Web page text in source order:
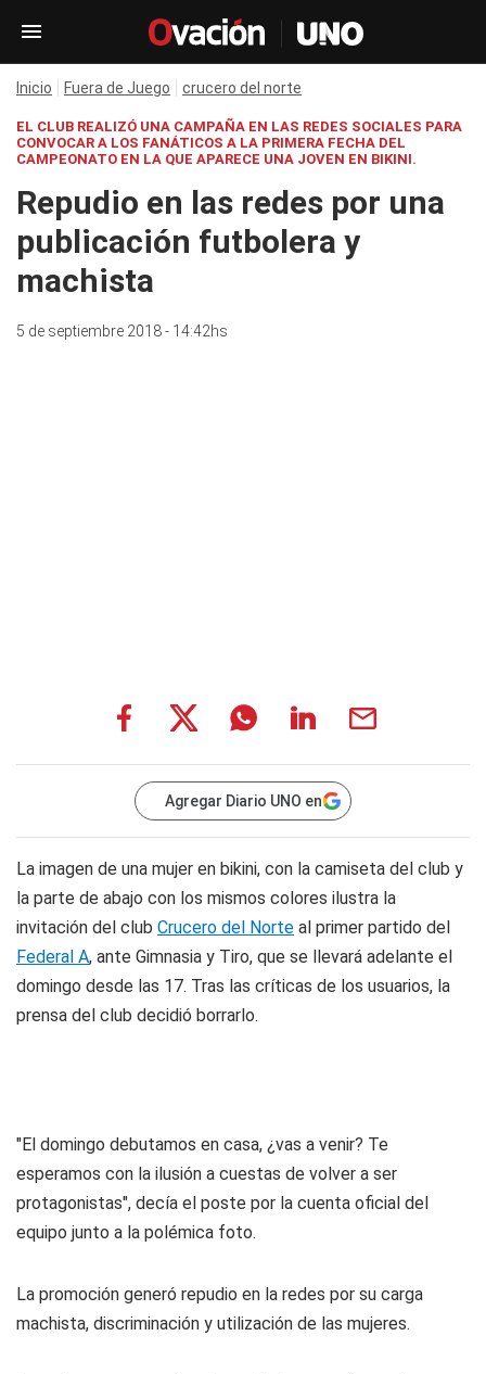
Inicio Fuera de Juego crucero del norte
EL CLUB REALIZÓ UNA CAMPAÑA EN LAS REDES SOCIALES PARA
CONVOCAR A LOS FANÁTICOS A LA PRIMERA FECHA DEL
CAMPEONATO EN LA QUE APARECE UNA JOVEN EN BIKINI.
Repudio en las redes por una
publicación futbolera y
machista
5 de septiembre 2018 - 14:42hs
Agregar Diario UNO en
La imagen de una mujer en bikini, con la camiseta del club y
la parte de abajo con los mismos colores ilustra la
invitación del club Crucero del Norte al primer partido del
Federal A, ante Gimnasia y Tiro, que se llevará adelante el
domingo desde las 17. Tras las críticas de los usuarios, la
prensa del club decidió borrarlo.
"El domingo debutamos en casa, ¿vas a venir? Te
esperamos con la ilusión a cuestas de volver a ser
protagonistas", decía el poste por la cuenta oficial del
equipo junto a la polémica foto.
La promoción generó repudio en la redes por su carga
machista, discriminación y utilización de las mujeres.